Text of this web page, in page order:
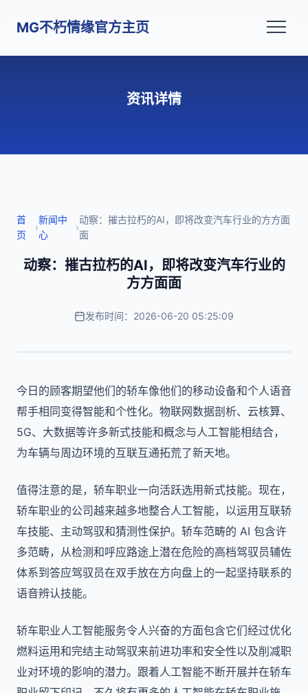
MG不朽情缘官方主页
资讯详情
首
页
›
新闻中
心
›
动察：摧古拉朽的AI，即将改变汽车行业的方方面
面
动察：摧古拉朽的AI，即将改变汽车行业的
方方面面
发布时间：2026-06-20 05:25:09
今日的顾客期望他们的轿车像他们的移动设备和个人语音
帮手相同变得智能和个性化。物联网数据剖析、云核算、
5G、大数据等许多新式技能和概念与人工智能相结合，
为车辆与周边环境的互联互通拓荒了新天地。
值得注意的是，轿车职业一向活跃选用新式技能。现在，
轿车职业的公司越来越多地整合人工智能，以运用互联轿
车技能、主动驾驭和猜测性保护。轿车范畴的 AI 包含许
多范畴，从检测和呼应路途上潜在危险的高档驾驭员辅佐
体系到答应驾驭员在双手放在方向盘上的一起坚持联系的
语音辨认技能。
轿车职业人工智能服务令人兴奋的方面包含它们经过优化
燃料运用和完结主动驾驭来前进功率和安全性以及削减职
业对环境的影响的潜力。跟着人工智能不断开展并在轿车